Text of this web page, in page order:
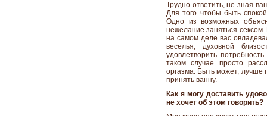
Трудно ответить, не зная
Для того чтобы быть
Одно из возможных
нежелание заняться
на самом деле вас
веселья, духовной
удовлетворить
таком случае просто
оргазма. Быть может, лучше
принять ванну.
Как я могу доставить
не хочет об этом говорить?